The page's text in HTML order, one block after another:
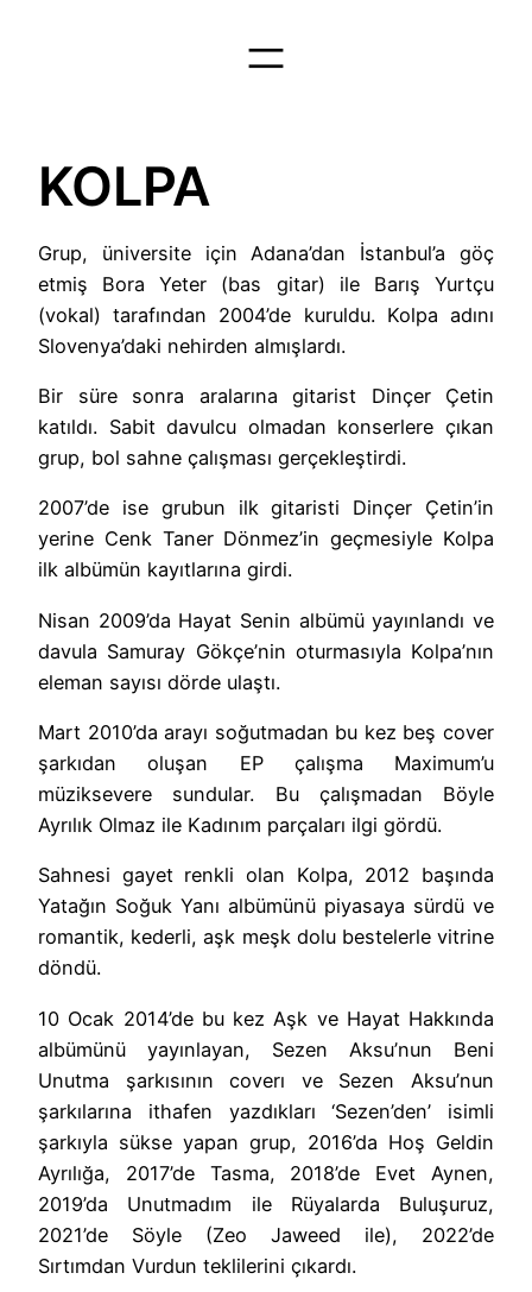
KOLPA
Grup, üniversite için Adana’dan İstanbul’a göç
etmiş Bora Yeter (bas gitar) ile Barış Yurtçu
(vokal) tarafından 2004’de kuruldu. Kolpa adını
Slovenya’daki nehirden almışlardı.
Bir süre sonra aralarına gitarist Dinçer Çetin
katıldı. Sabit davulcu olmadan konserlere çıkan
grup, bol sahne çalışması gerçekleştirdi.
2007’de ise grubun ilk gitaristi Dinçer Çetin’in
yerine Cenk Taner Dönmez’in geçmesiyle Kolpa
ilk albümün kayıtlarına girdi.
Nisan 2009’da Hayat Senin albümü yayınlandı ve
davula Samuray Gökçe’nin oturmasıyla Kolpa’nın
eleman sayısı dörde ulaştı.
Mart 2010’da arayı soğutmadan bu kez beş cover
şarkıdan oluşan EP çalışma Maximum’u
müziksevere sundular. Bu çalışmadan Böyle
Ayrılık Olmaz ile Kadınım parçaları ilgi gördü.
Sahnesi gayet renkli olan Kolpa, 2012 başında
Yatağın Soğuk Yanı albümünü piyasaya sürdü ve
romantik, kederli, aşk meşk dolu bestelerle vitrine
döndü.
10 Ocak 2014’de bu kez Aşk ve Hayat Hakkında
albümünü yayınlayan, Sezen Aksu’nun Beni
Unutma şarkısının coverı ve Sezen Aksu’nun
şarkılarına ithafen yazdıkları ‘Sezen’den’ isimli
şarkıyla sükse yapan grup, 2016’da Hoş Geldin
Ayrılığa, 2017’de Tasma, 2018’de Evet Aynen,
2019’da Unutmadım ile Rüyalarda Buluşuruz,
2021’de Söyle (Zeo Jaweed ile), 2022’de
Sırtımdan Vurdun teklilerini çıkardı.